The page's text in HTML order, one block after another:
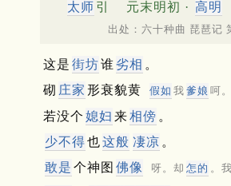
太师 引 元末明初 · 高明
出处：六十种曲 琵琶记
这是 街坊谁劣相 。
砌 庄家 形衰貌黄 假如 我 爹娘 呵。
若没个 媳妇 来相傍 。
少不得也这般 凄凉 。
敢是 个神图 佛像 呀。却 怎的 。